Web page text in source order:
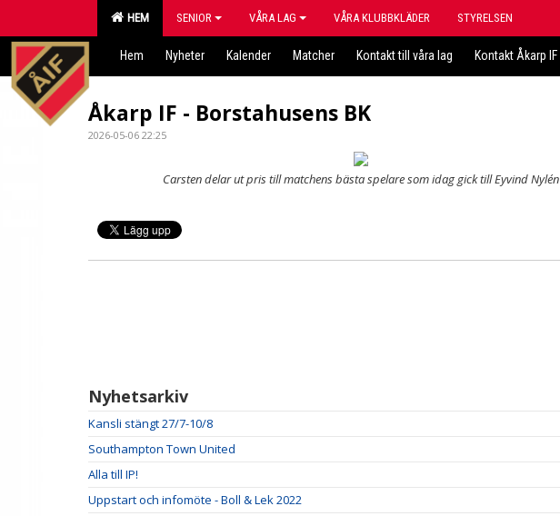
HEM SENIOR VÅRA LAG VÅRA KLUBBKLÄDER STYRELSEN
Hem Nyheter Kalender Matcher Kontakt till våra lag Kontakt Åkarp IF
Åkarp IF - Borstahusens BK
2026-05-06 22:25
Carsten delar ut pris till matchens bästa spelare som idag gick till Eyvind Nylén
Nyhetsarkiv
Kansli stängt 27/7-10/8
Southampton Town United
Alla till IP!
Uppstart och infomöte - Boll & Lek 2022